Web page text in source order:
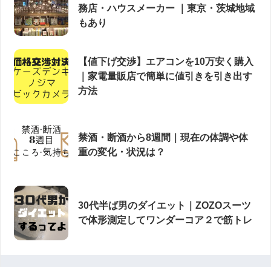
務店・ハウスメーカー ｜東京・茨城地域
もあり
【値下げ交渉】エアコンを10万安く購入
｜家電量販店で簡単に値引きを引き出す
方法
禁酒・断酒から8週間｜現在の体調や体
重の変化・状況は？
30代半ば男のダイエット｜ZOZOスーツ
で体形測定してワンダーコア２で筋トレ